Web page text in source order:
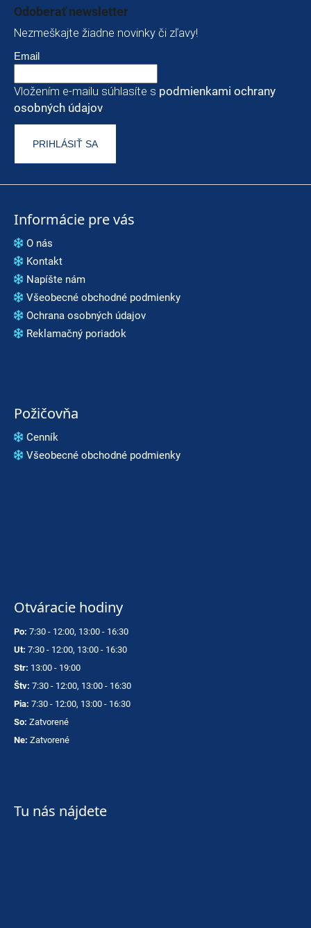
Odoberať newsletter
Nezmeškajte žiadne novinky či zľavy!
Email
Vložením e-mailu súhlasíte s podmienkami ochrany
osobných údajov
PRIHLÁSIŤ SA
Informácie pre vás
O nás
Kontakt
Napíšte nám
Všeobecné obchodné podmienky
Ochrana osobných údajov
Reklamačný poriadok
Požičovňa
Cenník
Všeobecné obchodné podmienky
Otváracie hodiny
Po: 7:30 - 12:00, 13:00 - 16:30
Ut: 7:30 - 12:00, 13:00 - 16:30
Str: 13:00 - 19:00
Štv: 7:30 - 12:00, 13:00 - 16:30
Pia: 7:30 - 12:00, 13:00 - 16:30
So: Zatvorené
Ne: Zatvorené
Tu nás nájdete